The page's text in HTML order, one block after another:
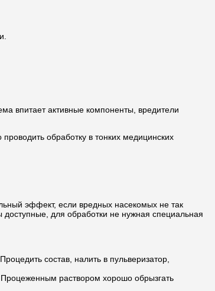
впитает активные компоненты, вредители
обработку в тонких медицинских
эффект, если вредных насекомых не так
доступные, для обработки не нужная специальная
состав, налить в пульверизатор,
Процеженным раствором хорошо обрызгать